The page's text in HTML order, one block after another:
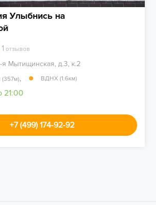
Улыбнись на
1 отзывов
я Мытищинская, д.3, к.2
(357м), ВДНХ (1.6км)
21:00
+7 (499) 174-92-92